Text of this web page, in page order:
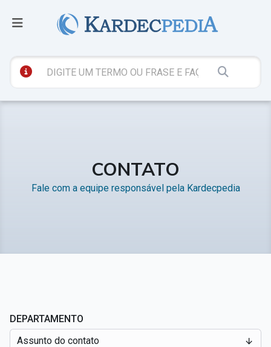
CONTATO
Fale com a equipe responsável pela Kardecpedia
DEPARTAMENTO
Assunto do contato